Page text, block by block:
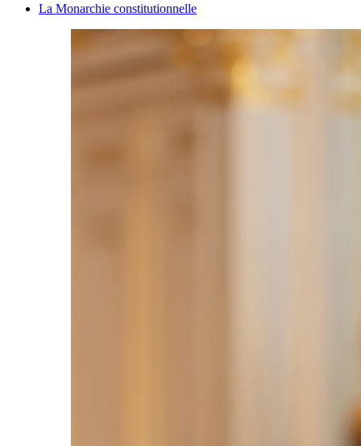
La Monarchie constitutionnelle